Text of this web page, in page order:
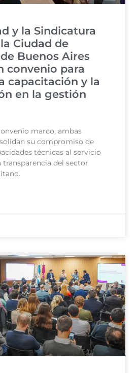
y la Sindicatura
Ciudad de
Buenos Aires
convenio para
capacitación y la
en la gestión
marco, ambas
su compromiso de
técnicas al servicio
transparencia del sector